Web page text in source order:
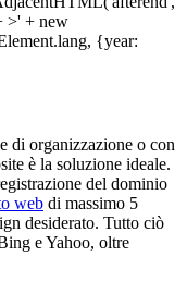
di organizzazione o con
è la soluzione ideale.
del dominio
web di massimo 5
desiderato. Tutto ciò
e Yahoo, oltre